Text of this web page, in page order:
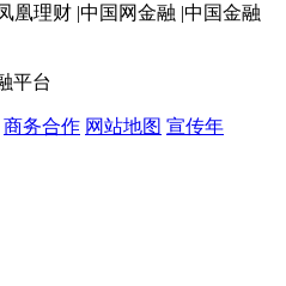
凰理财 |中国网金融 |中国金融
平台
商务合作 网站地图 宣传年